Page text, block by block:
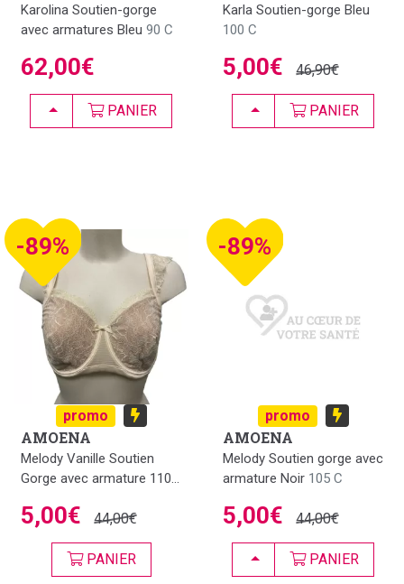
Karolina Soutien-gorge
avec armatures Bleu 90 C
62,00€
CHOISIR PANIER
Karla Soutien-gorge Bleu
100 C
5,00€ 46,90€
CHOISIR PANIER
-89%
promo
AMOENA
Melody Vanille Soutien
Gorge avec armature 110...
5,00€ 44,00€
PANIER
-89%
promo
AMOENA
Melody Soutien gorge avec
armature Noir 105 C
5,00€ 44,00€
CHOISIR PANIER